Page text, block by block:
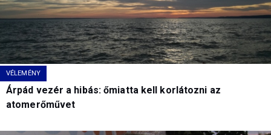
VÉLEMÉNY
Árpád vezér a hibás: őmiatta kell korlátozni az
atomerőművet